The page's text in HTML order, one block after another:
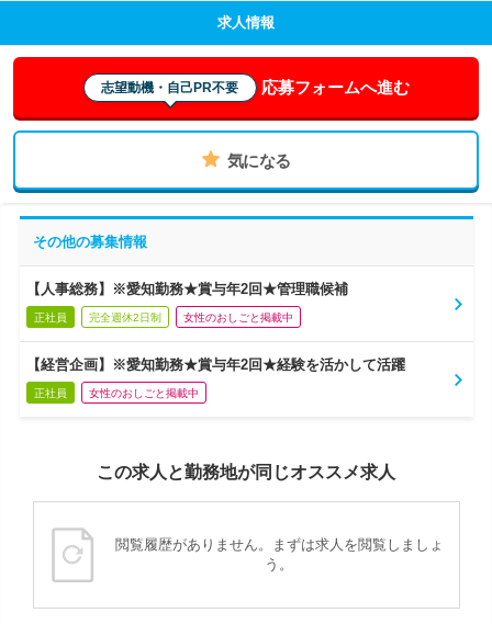
求人情報
志望動機・自己PR不要 応募フォームへ進む
気になる
その他の募集情報
【人事総務】※愛知勤務★賞与年2回★管理職候補
正社員 完全週休2日制 女性のおしごと掲載中
【経営企画】※愛知勤務★賞与年2回★経験を活かして活躍
正社員 女性のおしごと掲載中
この求人と勤務地が同じオススメ求人
閲覧履歴がありません。まずは求人を閲覧しましょ
う。